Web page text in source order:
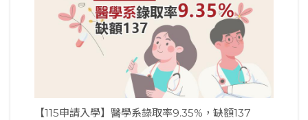
【115申請入學】醫學系錄取率9.35%，缺額137